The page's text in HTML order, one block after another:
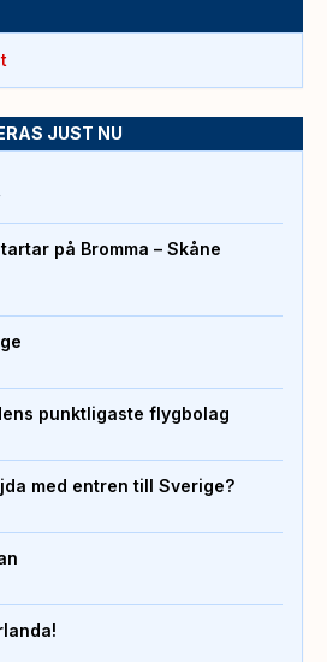
JUST NU
på Bromma – Skåne
punktligaste flygbolag
med entren till Sverige?